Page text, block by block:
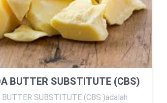
BUTTER SUBSTITUTE (CBS)
BUTTER SUBSTITUTE (CBS )adalah